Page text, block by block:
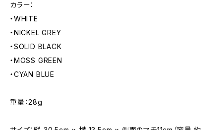
カラー：
・WHITE
・NICKEL GREY
・SOLID BLACK
・MOSS GREEN
・CYAN BLUE
重量：28g